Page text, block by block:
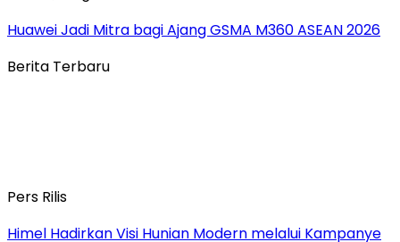
Huawei Jadi Mitra bagi Ajang GSMA M360 ASEAN 2026
Berita Terbaru
Pers Rilis
Himel Hadirkan Visi Hunian Modern melalui Kampanye